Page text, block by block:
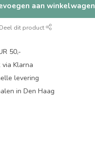
aan winkelwagen
Deel dit product
50,-
Klarna
levering
in Den Haag